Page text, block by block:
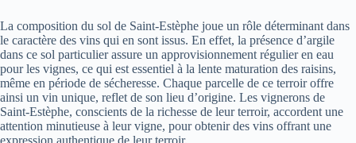
La composition du sol de Saint-Estèphe joue un rôle déterminant dans
le caractère des vins qui en sont issus. En effet, la présence d’argile
dans ce sol particulier assure un approvisionnement régulier en eau
pour les vignes, ce qui est essentiel à la lente maturation des raisins,
même en période de sécheresse. Chaque parcelle de ce terroir offre
ainsi un vin unique, reflet de son lieu d’origine. Les vignerons de
Saint-Estèphe, conscients de la richesse de leur terroir, accordent une
attention minutieuse à leur vigne, pour obtenir des vins offrant une
expression authentique de leur terroir.